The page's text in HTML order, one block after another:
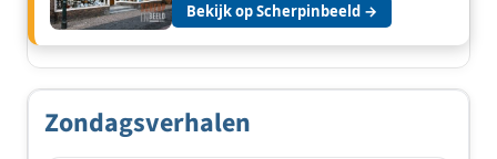
Bekijk op Scherpinbeeld →
Zondagsverhalen